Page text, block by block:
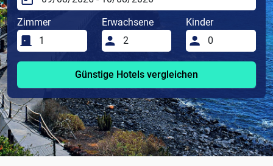
Zimmer Erwachsene Kinder
Günstige Hotels vergleichen